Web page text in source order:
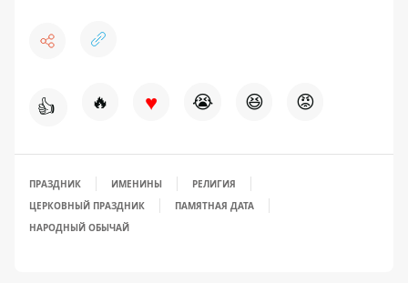
👍 🔥 ♥ 😭 😆 😡
ПРАЗДНИК ИМЕНИНЫ
РЕЛИГИЯ
ЦЕРКОВНЫЙ ПРАЗДНИК
ПАМЯТНАЯ ДАТА
НАРОДНЫЙ ОБЫЧАЙ